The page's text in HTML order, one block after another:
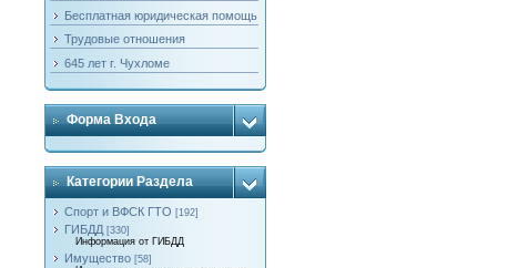
Бесплатная юридическая помощь
Трудовые отношения
645 лет г. Чухломе
Форма Входа
Категории Раздела
Спорт и ВФСК ГТО [192]
ГИБДД [330]
Информация от ГИБДД
Имущество [58]